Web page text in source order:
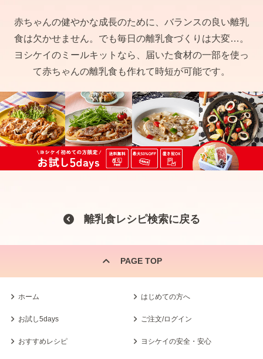
赤ちゃんの健やかな成長のために、バランスの良い離乳
食は欠かせません。でも毎日の離乳食づくりは大変…。
ヨシケイのミールキットなら、届いた食材の一部を使っ
て赤ちゃんの離乳食も作れて時短が可能です。
離乳食レシピ検索に戻る
PAGE TOP
ホーム はじめての方へ
お試し5days ご注文/ログイン
おすすめレシピ ヨシケイの安全・安心